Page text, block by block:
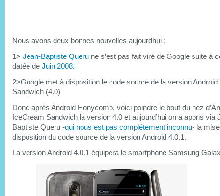
Nous avons deux bonnes nouvelles aujourdhui :
1> Jean-Baptiste Queru ne s’est pas fait viré de Google suite à
datée de Juin 2008.
2>Google met à disposition le code source de la version
Sandwich (4.0)
Donc après Android Honycomb, voici poindre le bout du nez
IceCream Sandwich la version 4.0 et aujourd’hui on a appris via
Baptiste Queru -qui nous est pas complétement inconnu- la
disposition du code source de la version Android 4.0.1.
La version Android 4.0.1 équipera le smartphone Samsung